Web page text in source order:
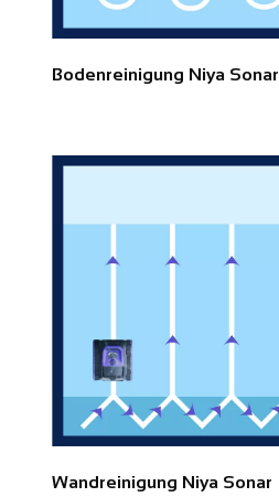
Bodenreinigung Niya Sonar
Wandreinigung Niya Sonar